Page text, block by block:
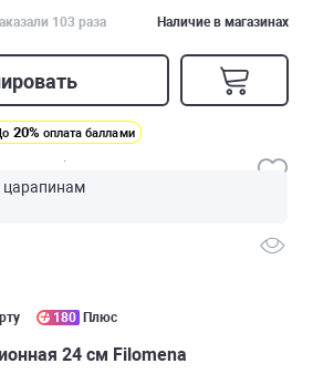
103 раза Наличие в магазинах
20% оплата баллами
царапинам
180 Плюс
24 см Filomena